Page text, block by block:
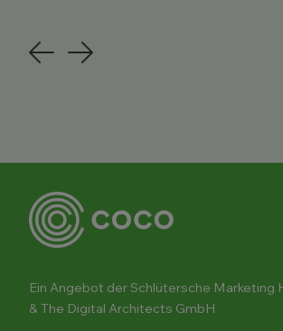
Previous
Next
Ein Angebot der Schlütersche Marketing
& The Digital Architects GmbH